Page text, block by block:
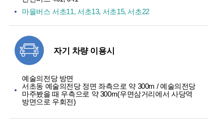
마을버스 서초11, 서초13, 서초15, 서초22
자기 차량 이용시
예술의전당 방면
서초동 예술의전당 정면 좌측으로 약 300m / 예술의전당
마주봤을 때 우측으로 약 300m(우면삼거리에서 사당역
방면으로 우회전)